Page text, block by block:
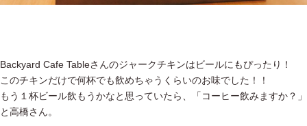
Backyard Cafe Tableさんのジャークチキンはビールにもぴったり！
このチキンだけで何杯でも飲めちゃうくらいのお味でした！！
もう１杯ビール飲もうかなと思っていたら、「コーヒー飲みますか？」
と高橋さん。